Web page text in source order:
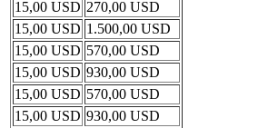
15,00 USD 270,00 USD
15,00 USD 1.500,00 USD
15,00 USD 570,00 USD
15,00 USD 930,00 USD
15,00 USD 570,00 USD
15,00 USD 930,00 USD